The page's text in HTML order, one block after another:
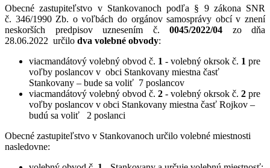
Obecné zastupiteľstvo v Stankovanoch podľa § 9 zákona SNR
č. 346/1990 Zb. o voľbách do orgánov samosprávy obcí v znení
neskorších predpisov uznesením č. 0045/2022/04 zo dňa
28.06.2022 určilo dva volebné obvody:
viacmandátový volebný obvod č. 1 - volebný okrsok č. 1 pre
voľby poslancov v obci Stankovany miestna časť
Stankovany – bude sa voliť 7 poslancov
viacmandátový volebný obvod č. 2 - volebný okrsok č. 2 pre
voľby poslancov v obci Stankovany miestna časť Rojkov –
budú sa voliť 2 poslanci
Obecné zastupiteľstvo v Stankovanoch určilo volebné miestnosti
nasledovne: